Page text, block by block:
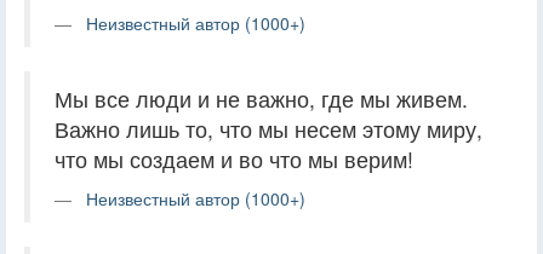
Неизвестный автор (1000+)
Мы все люди и не важно, где мы живем.
Важно лишь то, что мы несем этому миру,
что мы создаем и во что мы верим!
Неизвестный автор (1000+)